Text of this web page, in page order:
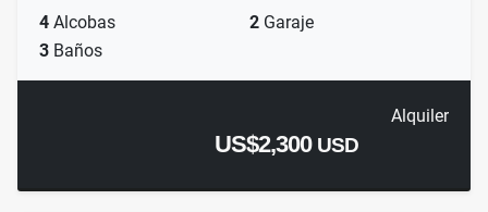
4 Alcobas 2 Garaje
3 Baños
Alquiler
US$2,300 USD